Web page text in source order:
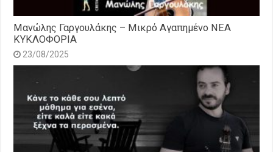
Μανώλης Γαργουλάκης – Μικρό Αγαπημένο NEΑ
ΚΥΚΛΟΦΟΡΙΑ
23/08/2025